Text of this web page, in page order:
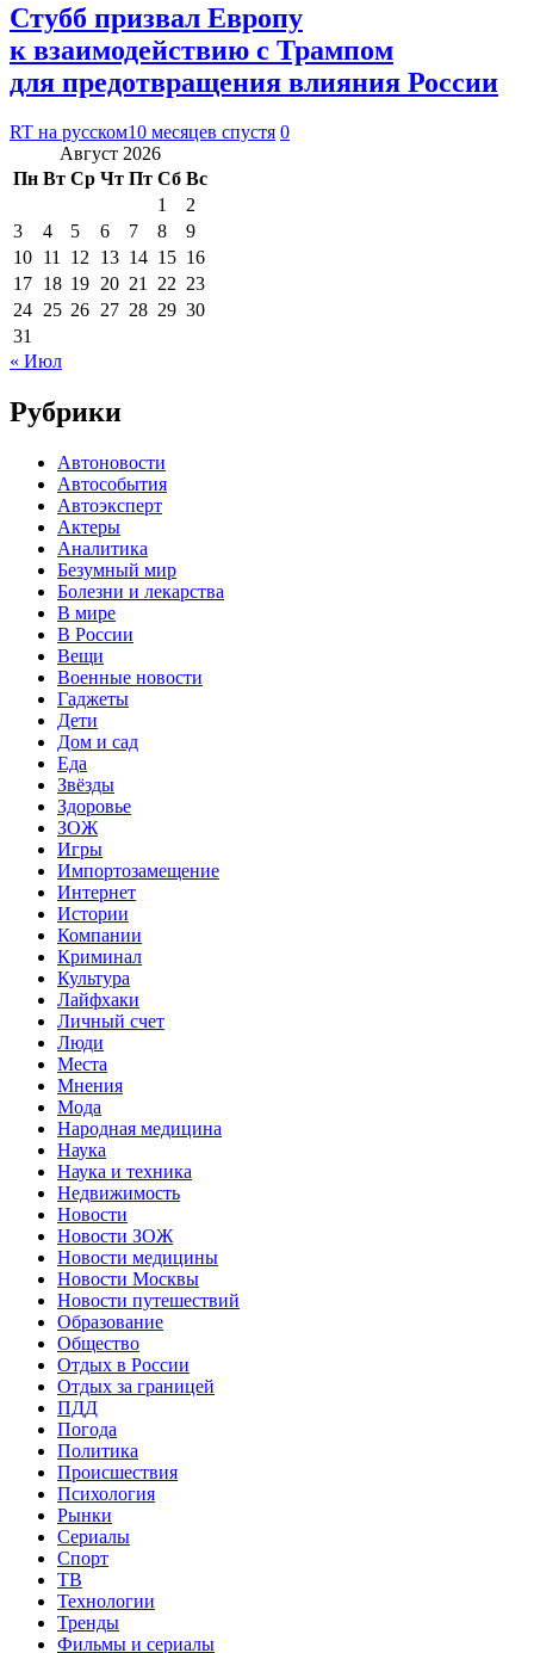
Стубб призвал Европу
к взаимодействию с Трампом
для предотвращения влияния России
RT на русском10 месяцев спустя 0
Август 2026
Пн Вт Ср Чт Пт Сб Вс
1
2
3
4 5 6 7 8
9
10 11 12 13 14 15 16
17 18 19 20 21 22 23
24 25 26 27 28 29 30
31
« Июл
Рубрики
Автоновости
Автособытия
Автоэксперт
Актеры
Аналитика
Безумный мир
Болезни и лекарства
В мире
В России
Вещи
Военные новости
Гаджеты
Дети
Дом и сад
Еда
Звёзды
Здоровье
ЗОЖ
Игры
Импортозамещение
Интернет
Истории
Компании
Криминал
Культура
Лайфхаки
Личный счет
Люди
Места
Мнения
Мода
Народная медицина
Наука
Наука и техника
Недвижимость
Новости
Новости ЗОЖ
Новости медицины
Новости Москвы
Новости путешествий
Образование
Общество
Отдых в России
Отдых за границей
ПДД
Погода
Политика
Происшествия
Психология
Рынки
Сериалы
Спорт
ТВ
Технологии
Тренды
Фильмы и сериалы